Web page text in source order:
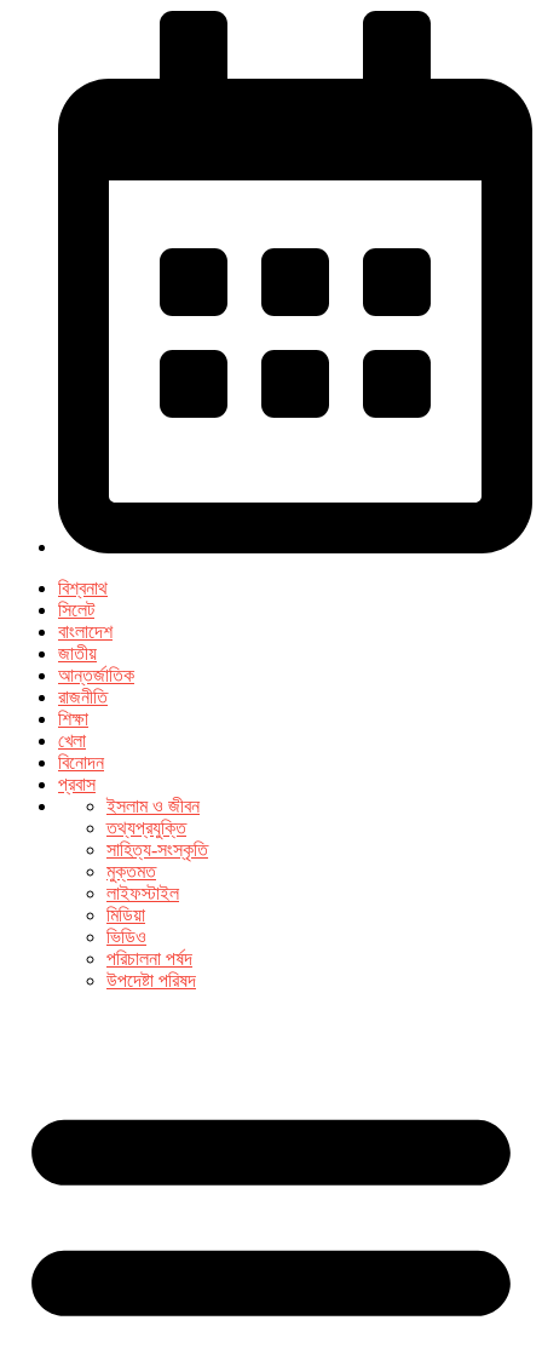
বিশ্বনাথ
সিলেট
বাংলাদেশ
জাতীয়
আন্তর্জাতিক
রাজনীতি
শিক্ষা
খেলা
বিনোদন
প্রবাস
ইসলাম ও জীবন
তথ্যপ্রযুক্তি
সাহিত্য-সংস্কৃতি
মুক্তমত
লাইফস্টাইল
মিডিয়া
ভিডিও
পরিচালনা পর্ষদ
উপদেষ্টা পরিষদ